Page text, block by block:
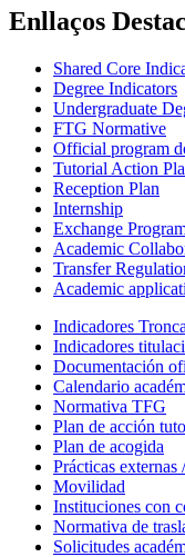
Enllaços
Shared Core
Degree Indicators
Undergraduate
FTG Normative
Official program
Tutorial Action
Reception Plan
Internship
Exchange
Academic
Transfer
Academic
Indicadores
Indicadores
Documentación
Calendario
Normativa TFG
Plan de acción
Plan de acogida
Prácticas externas
Movilidad
Instituciones con
Normativa de
Solicitudes